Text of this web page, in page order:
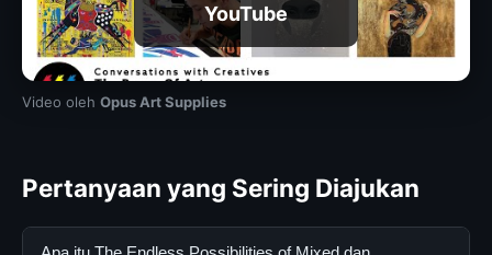
YouTube
Video oleh Opus Art Supplies
Pertanyaan yang Sering Diajukan